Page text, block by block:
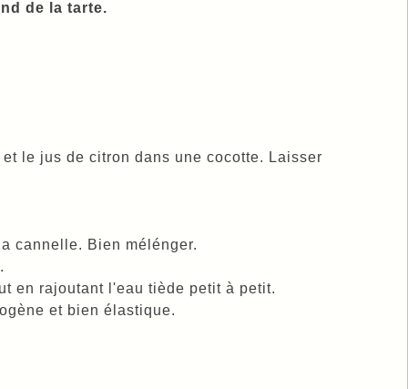
de la tarte.
le jus de citron dans une cocotte. Laisser
cannelle. Bien mélénger.
en rajoutant l'eau tiède petit à petit.
et bien élastique.